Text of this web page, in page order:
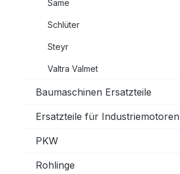
Same
Schlüter
Steyr
Valtra Valmet
Baumaschinen Ersatzteile
Ersatzteile für Industriemotoren
PKW
Rohlinge